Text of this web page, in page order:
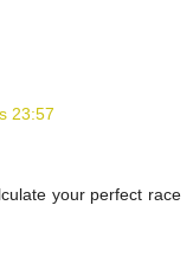
23:57
your perfect race